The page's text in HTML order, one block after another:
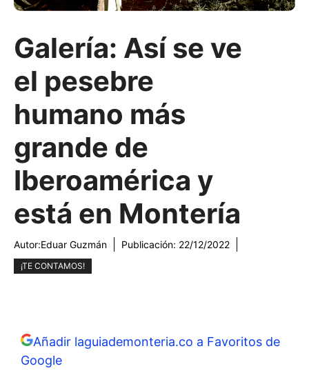
Galería: Así se ve
el pesebre
humano más
grande de
Iberoamérica y
está en Montería
Autor:Eduar Guzmán Publicación: 22/12/2022
¡TE CONTAMOS!
Añadir laguiademonteria.co a Favoritos de
Google